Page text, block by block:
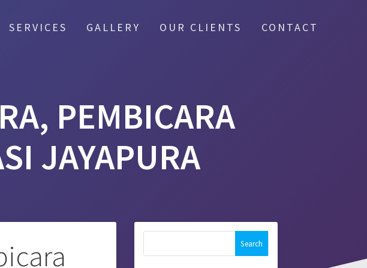
SERVICES GALLERY OUR CLIENTS CONTACT
PEMBICARA
JAYAPURA